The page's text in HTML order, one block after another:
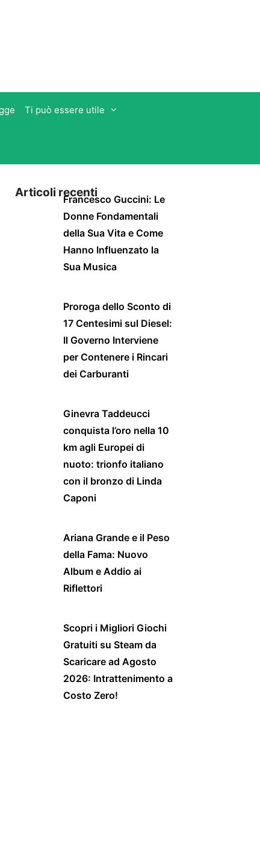
Ti può essere utile
Articoli recentiFrancesco Guccini: Le
Donne Fondamentali
della Sua Vita e Come
Hanno Influenzato la
Sua Musica
Proroga dello Sconto di
17 Centesimi sul Diesel:
Il Governo Interviene
per Contenere i Rincari
dei Carburanti
Ginevra Taddeucci
conquista l’oro nella 10
km agli Europei di
nuoto: trionfo italiano
con il bronzo di Linda
Caponi
Ariana Grande e il Peso
della Fama: Nuovo
Album e Addio ai
Riflettori
Scopri i Migliori Giochi
Gratuiti su Steam da
Scaricare ad Agosto
2026: Intrattenimento a
Costo Zero!